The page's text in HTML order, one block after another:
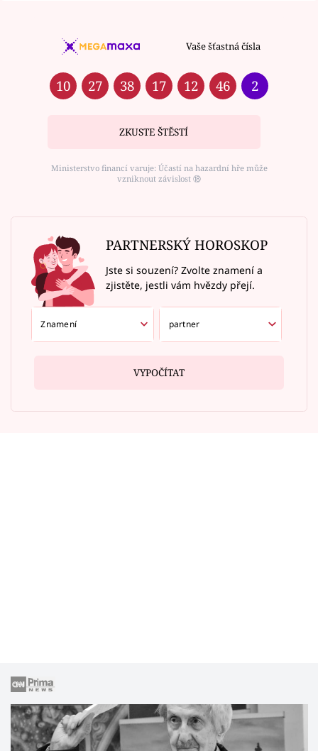
Vaše šťastná čísla
10 27 38 17 12 46 2
ZKUSTE ŠTĚSTÍ
Ministerstvo financí varuje: Účastí na hazardní hře může
vzniknout závislost ⑱
PARTNERSKÝ HOROSKOP
Jste si souzení? Zvolte znamení a
zjistěte, jestli vám hvězdy přejí.
VYPOČÍTAT